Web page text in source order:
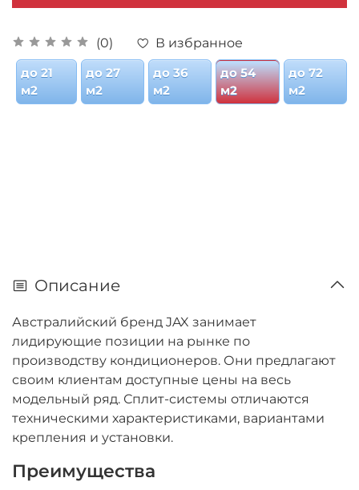
(0)
В избранное
до 21
м2
до 27
м2
до 36
м2
до 54
м2
до 72
м2
Описание
Австралийский бренд JAX занимает
лидирующие позиции на рынке по
производству кондиционеров. Они предлагают
своим клиентам доступные цены на весь
модельный ряд. Сплит-системы отличаются
техническими характеристиками, вариантами
крепления и установки.
Преимущества